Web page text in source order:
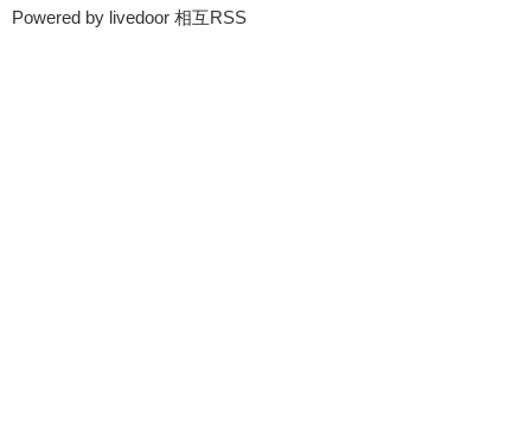
Powered by livedoor 相互RSS